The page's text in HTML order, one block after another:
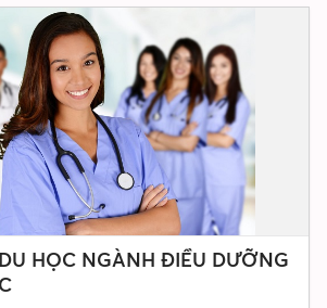
HỌC NGÀNH ĐIỀU DƯỠNG